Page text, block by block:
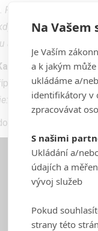
alba,
nepřestanete
vybrala si svou daň.
, jenž je
za epizody
Návrat do Bradavic,
na
Na Vašem
Je Vaším
a k jakým
ukládáme a/
identifikátory v
zpracovávat
S našimi
Ukládání a/
údajích a
vývoj služeb
Pokud
strany této